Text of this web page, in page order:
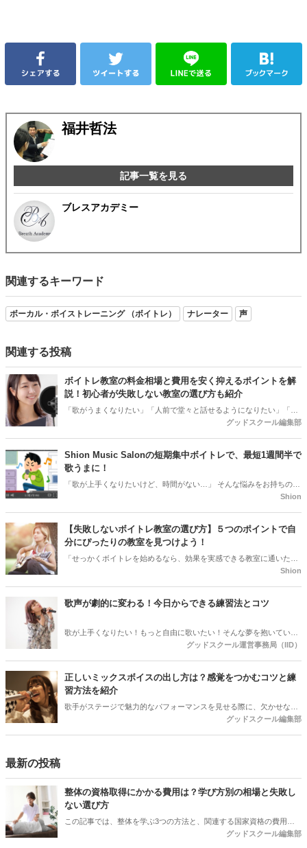
福井哲法
記事一覧を見る
ブレスアカデミー
関連するキーワード
ボーカル・ボイストレーニング （ボイトレ） ナレーター 声
関連する投稿
ボイトレ教室の料金相場と費用を安く抑えるポイントを解
説！初心者が失敗しない教室の選び方も紹介
「歌がうまくなりたい」「人前で堂々と話せるようになりたい」「自
分の声に自信を持ちたい」…そんな思いから、ボイトレ（ボイストレ
いざ教室を探し始めると気になる点が次々に出てきます。特に初めて
の方にとっては、月謝以外の費用や、教室ごとの料金体系の違いがわ
かりづらく、不安を感じてしまうこともあるでしょう。この記事で
は、初めてボイトレ教室を検討される方に向けて、レッスン形式ごと
の料金相場や、月謝以外にかかる費用、費用を抑えるコツから教室の
選び方まで、わかりやすく解説します。
グッドスクール編集部
Shion Music Salonの短期集中ボイトレで、最短1週間半で
歌うまに！
「歌が上手くなりたいけど、時間がない…」 そんな悩みをお持ちのあ
なたへ。Shion Music Salonの短期集中型ボイトレレッスンなら、最短
唱力アップを目指します。
Shion
【失敗しないボイトレ教室の選び方】５つのポイントで自
分にぴったりの教室を見つけよう！
「せっかくボイトレを始めるなら、効果を実感できる教室に通いた
い！」 誰もがそう思うはずです。この記事では、あなたにぴったりの
Shion
歌声が劇的に変わる！今日からできる練習法とコツ
歌が上手くなりたい！もっと自由に歌いたい！そんな夢を抱いていま
せんか？ 多くの人にとって、歌は単なる娯楽ではなく、自己表現の手
と、壁にぶつかり、挫折してしまうこともあるでしょう。そこで今回
は、歌が上手くなるための効果的な練習法を紹介します。
グッドスクール運営事務局（IID）
正しいミックスボイスの出し方は？感覚をつかむコツと練
習方法を紹介
歌手がステージで魅力的なパフォーマンスを見せる際に、欠かせない
のが「ミックスボイス」。ミックスボイスをうまく使い分けることに
グッドスクール編集部
最新の投稿
整体の資格取得にかかる費用は？学び方別の相場と失敗し
ない選び方
この記事では、整体を学ぶ3つの方法と、関連する国家資格の費用を
整理。受講料以外にかかるお金や契約前に聞いておきたい質問、目的
グッドスクール編集部